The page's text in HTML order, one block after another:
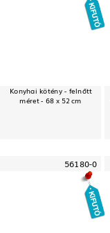
Konyhai kötény - felnőtt
méret - 68 x 52 cm
56180-0